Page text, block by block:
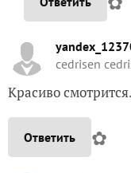
cedrisen
Красиво
Ответить ✿